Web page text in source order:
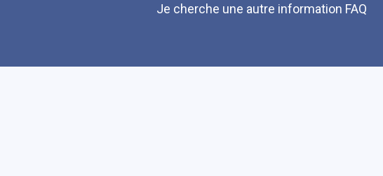
Je cherche une autre information FAQ